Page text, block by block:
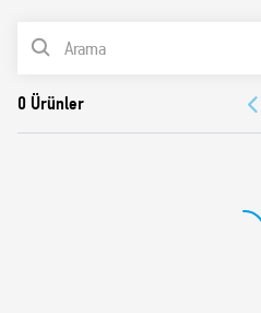
35 mm ray montajjı (EN 60715)
ÜRÜN LİSTESİ
ONAYLAR